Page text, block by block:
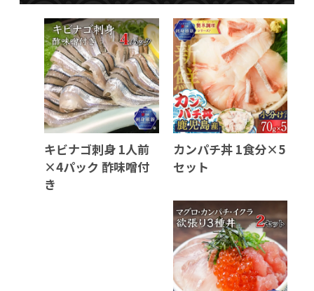
キビナゴ刺身 1人前
×4パック 酢味噌付
き
カンパチ丼 1食分×5
セット